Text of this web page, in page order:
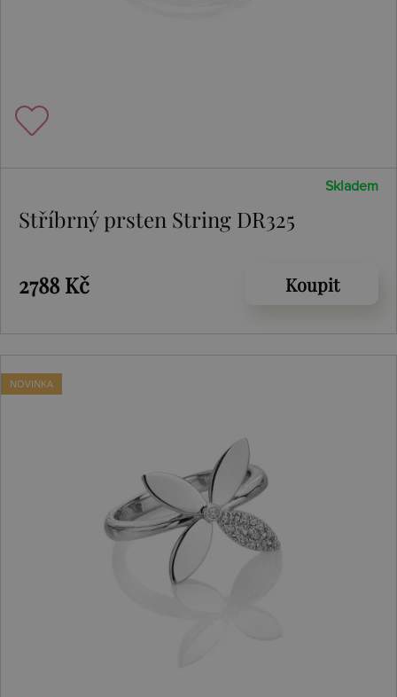
Skladem
Stříbrný prsten String DR325
2788 Kč Koupit
NOVINKA